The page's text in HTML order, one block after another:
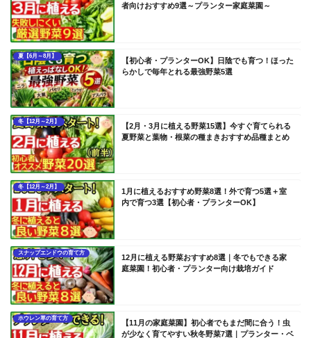
者向けおすすめ9選～プランター家庭菜園～
夏【6月～8月】
【初心者・プランターOK】日陰でも育つ！ほった
らかしで毎年とれる最強野菜5選
冬【12月～2月】
【2月・3月に植える野菜15選】今すぐ育てられる
夏野菜と葉物・根菜の種まきおすすめ品種まとめ
冬【12月～2月】
1月に植えるおすすめ野菜8選！外で育つ5選＋室
内で育つ3選【初心者・プランターOK】
スナップエンドウの育て方
12月に植える野菜おすすめ8選｜冬でもできる家
庭菜園！初心者・プランター向け栽培ガイド
ホウレン草の育て方
【11月の家庭菜園】初心者でもまだ間に合う！虫
が少なく育てやすい秋冬野菜7選｜プランター・ベ